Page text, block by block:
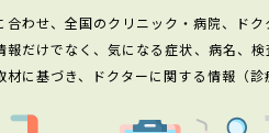
わせ、全国のクリニック・病院、ド
だけでなく、気になる症状、病名、
に基づき、ドクターに関する情報（診